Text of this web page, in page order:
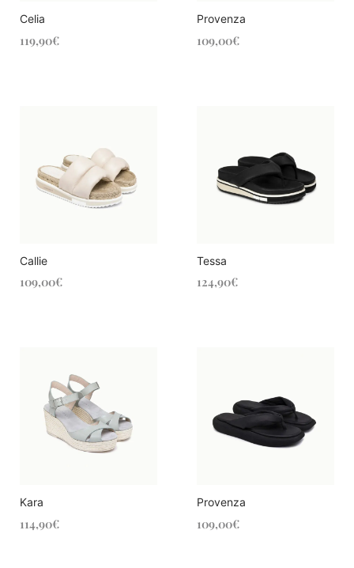
Celia
119,90€
Provenza
109,00€
Callie
109,00€
Tessa
124,90€
Kara
114,90€
Provenza
109,00€